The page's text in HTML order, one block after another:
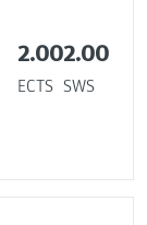
2.00
ECTS
2.00
SWS